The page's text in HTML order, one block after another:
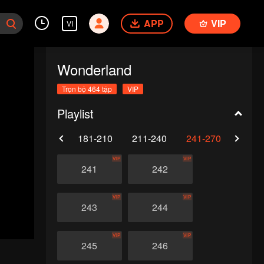
VI APP VIP
Wonderland
Trọn bộ 464 tập VIP
Playlist
181-210 211-240 241-270
241
VIP
242
VIP
243
VIP
244
VIP
245
VIP
246
VIP